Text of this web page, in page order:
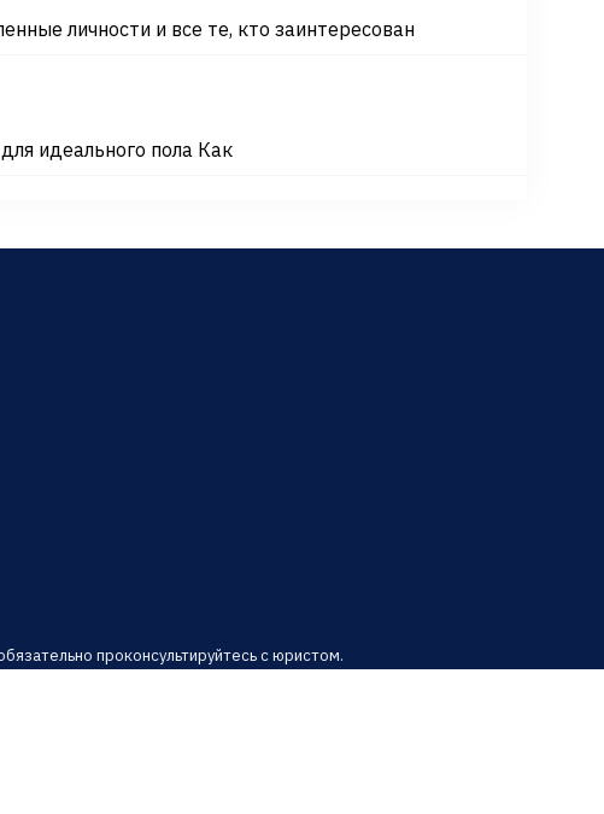
личности и все те, кто заинтересован
идеального пола Как
проконсультируйтесь с юристом.